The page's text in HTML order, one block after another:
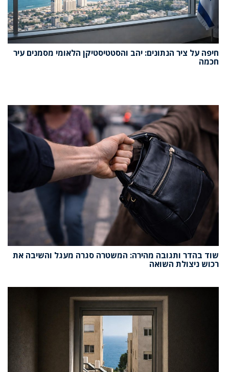
חיפה על ציר הנתונים: יהב והסטטיסטיקן הלאומי מסמנים עיר
חכמה
שוד בהדר ותגובה מהירה: המשטרה סגרה מעגל והשיבה את
רכוש ניצולת השואה